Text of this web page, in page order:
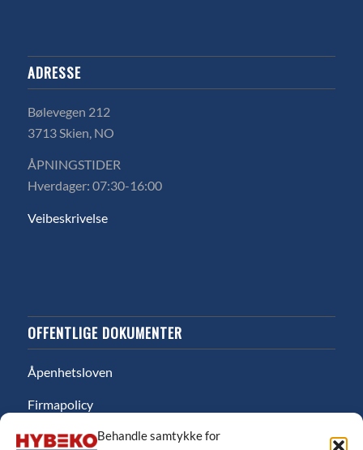
Behandle samtykke for
ADRESSE
Bølevegen 212
3713 Skien, NO
ÅPNINGSTIDER
Hverdager: 07:30-16:00
Veibeskrivelse
OFFENTLIGE DOKUMENTER
Åpenhetsloven
Firmapolicy
Miljø